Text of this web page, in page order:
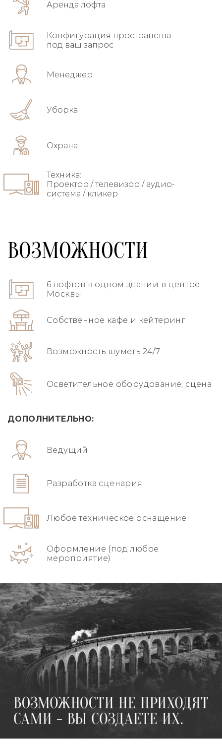
Аренда лофта
Конфигурация пространства
под ваш запрос
Менеджер
Уборка
Охрана
Техника:
Проектор / телевизор / аудио-
система / кликер
ВОЗМОЖНОСТИ
6 лофтов в одном здании в центре
Москвы
Собственное кафе и кейтеринг
Возможность шуметь 24/7
Осветительное оборудование, сцена
ДОПОЛНИТЕЛЬНО:
Ведущий
Разработка сценария
Любое техническое оснащение
Оформление (под любое
мероприятие)